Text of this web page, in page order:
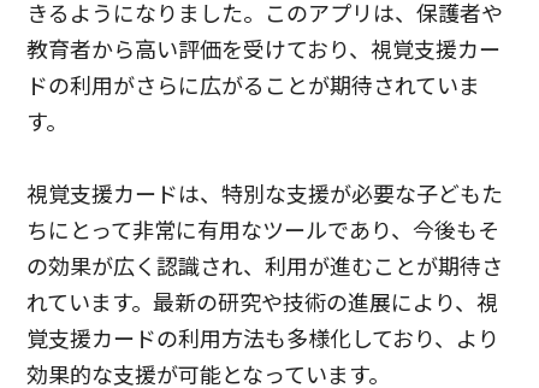
きるようになりました。このアプリは、保護者や
教育者から高い評価を受けており、視覚支援カー
ドの利用がさらに広がることが期待されていま
す。
視覚支援カードは、特別な支援が必要な子どもた
ちにとって非常に有用なツールであり、今後もそ
の効果が広く認識され、利用が進むことが期待さ
れています。最新の研究や技術の進展により、視
覚支援カードの利用方法も多様化しており、より
効果的な支援が可能となっています。